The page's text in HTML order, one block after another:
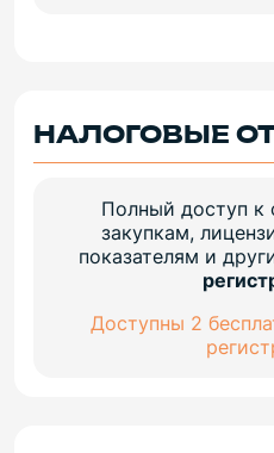
НАЛОГОВЫЕ
Полный доступ к
закупкам,
показателям и
Доступны 2